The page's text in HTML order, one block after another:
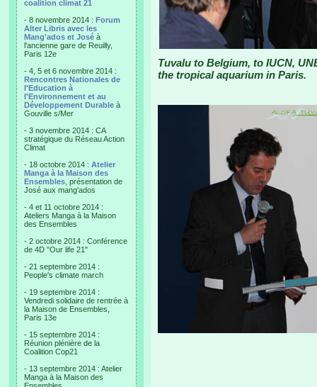
coalition climat 21
- 8 novembre 2014 : Forum
Alter Libris avec les
Mang'ados et José à
l'ancienne gare de Reuilly,
Paris 12e
- 4, 5 et 6 novembre 2014 :
Rencontres Nationales de
l'Education à
l'Environnement et au
Développement Durable à
Gouville s/Mer
- 3 novembre 2014 : CA
stratégique du Réseau Action
Climat
- 18 octobre 2014 : Atelier
Manga à la Maison des
Ensembles , présentation de
José aux mang'ados
- 4 et 11 octobre 2014 :
Ateliers Manga à la Maison
des Ensembles
- 2 octobre 2014 : Conférence
de 4D "Our life 21"
- 21 septembre 2014 :
People's climate march
- 19 septembre 2014 :
Vendredi solidaire de rentrée à
la Maison de Ensembles,
Paris 13e
- 15 septembre 2014 :
Réunion plénière de la
Coalition Cop21
- 13 septembre 2014 : Atelier
Manga à la Maison des
Tuvalu to Belgium, to IUCN,
the tropical aquarium in Paris.